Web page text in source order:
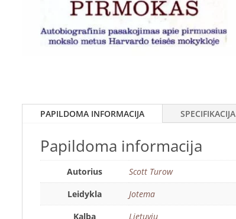
PAPILDOMA INFORMACIJA SPECIFIKACIJA
Papildoma informacija
Autorius
Scott Turow
Leidykla
Jotema
Kalba
Lietuvių